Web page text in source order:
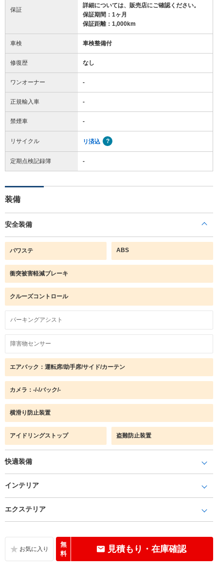
保証
詳細については、販売店にご確認ください。
保証期間：1ヶ月
保証距離：1,000km
車検 車検整備付
修復歴 なし
ワンオーナー -
正規輸入車 -
禁煙車 -
リサイクル リ済込
定期点検記録簿 -
装備
安全装備
パワステ ABS
衝突被害軽減ブレーキ
クルーズコントロール
パーキングアシスト
障害物センサー
エアバック：運転席/助手席/サイド/カーテン
カメラ：-/-/バック/-
横滑り防止装置
アイドリングストップ 盗難防止装置
快適装備
インテリア
エクステリア
無
料
見積もり・在庫確認